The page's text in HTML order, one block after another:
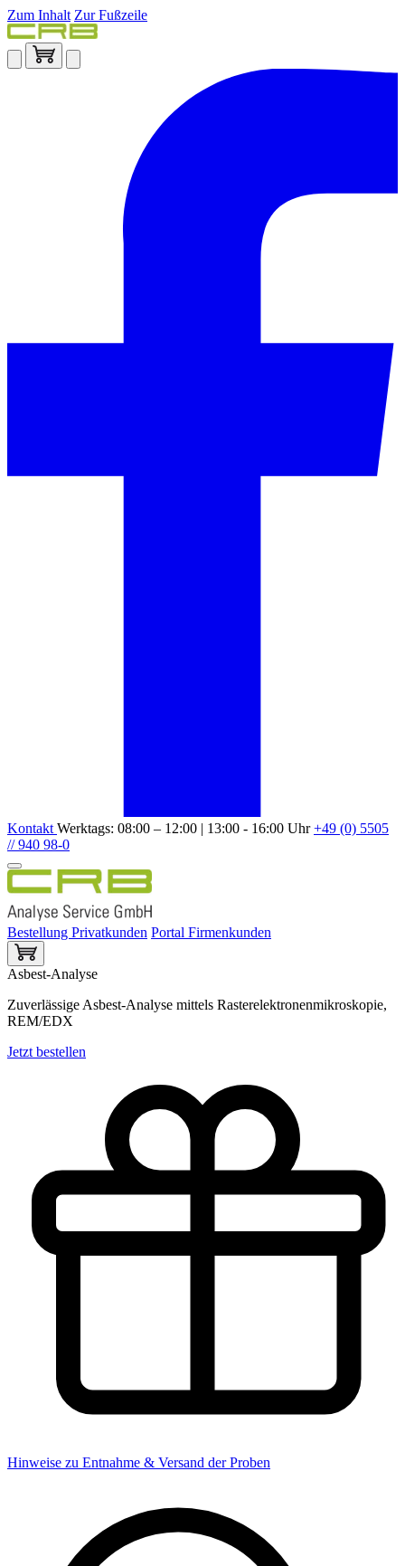
Zum Inhalt Zur Fußzeile
Kontakt Werktags: 08:00 – 12:00 | 13:00 - 16:00 Uhr+49 (0) 5505
// 940 98-0
Bestellung Privatkunden Portal Firmenkunden
Asbest-Analyse
Zuverlässige Asbest-Analyse mittels Rasterelektronenmikroskopie,
REM/EDX
Jetzt bestellen
Hinweise zu Entnahme & Versand der Proben